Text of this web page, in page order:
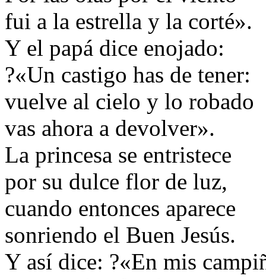
fui a la estrella y la corté».
Y el papá dice enojado:
?«Un castigo has de tener:
vuelve al cielo y lo robado
vas ahora a devolver».
La princesa se entristece
por su dulce flor de luz,
cuando entonces aparece
sonriendo el Buen Jesús.
Y así dice: ?«En mis